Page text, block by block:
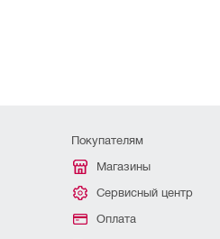
Покупателям
Магазины
Сервисный центр
Оплата